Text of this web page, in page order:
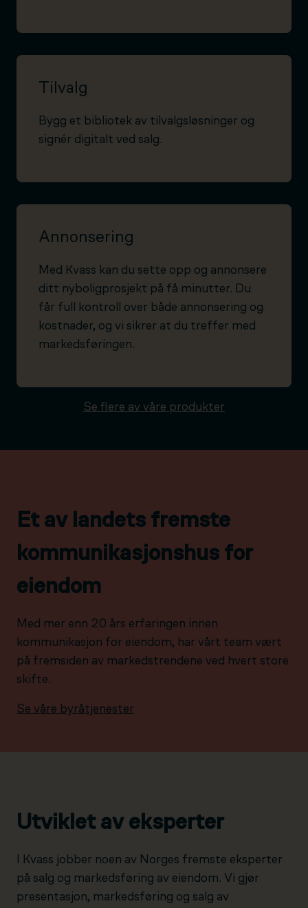
Tilvalg
Bygg et bibliotek av tilvalgsløsninger og
signér digitalt ved salg.
Annonsering
Med Kvass kan du sette opp og annonsere
ditt nyboligprosjekt på få minutter. Du
får full kontroll over både annonsering og
kostnader, og vi sikrer at du treffer med
markedsføringen.
Se flere av våre produkter
Et av landets fremste
kommunikasjonshus for
eiendom
Med mer enn 20 års erfaringen innen
kommunikasjon for eiendom, har vårt team vært
på fremsiden av markedstrendene ved hvert store
skifte.
Se våre byråtjenester
Utviklet av eksperter
I Kvass jobber noen av Norges fremste eksperter
på salg og markedsføring av eiendom. Vi gjør
presentasjon, markedsføring og salg av